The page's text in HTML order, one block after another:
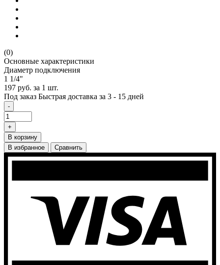
(0)
Основные характеристики
Диаметр подключения
1 1/4"
197 руб. за 1 шт.
Под заказ Быстрая доставка за 3 - 15 дней
-
+
В корзину
В избранное
Сравнить